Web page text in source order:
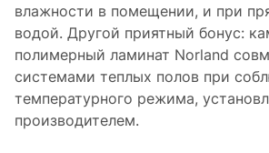
влажности в помещении, и при
водой. Другой приятный бонус:
полимерный ламинат Norland
системами теплых полов при
температурного режима,
производителем.